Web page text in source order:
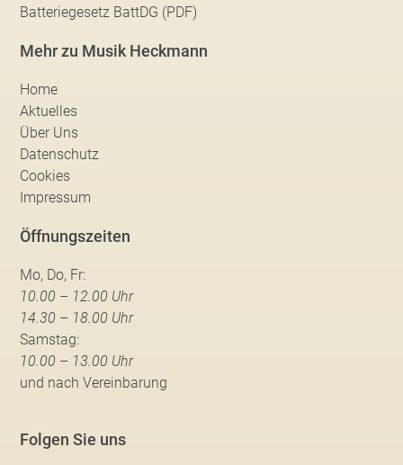
Batteriegesetz BattDG (PDF)
Mehr zu Musik Heckmann
Home
Aktuelles
Über Uns
Datenschutz
Cookies
Impressum
Öffnungszeiten
Mo, Do, Fr:
10.00 – 12.00 Uhr
14.30 – 18.00 Uhr
Samstag:
10.00 – 13.00 Uhr
und nach Vereinbarung
Folgen Sie uns